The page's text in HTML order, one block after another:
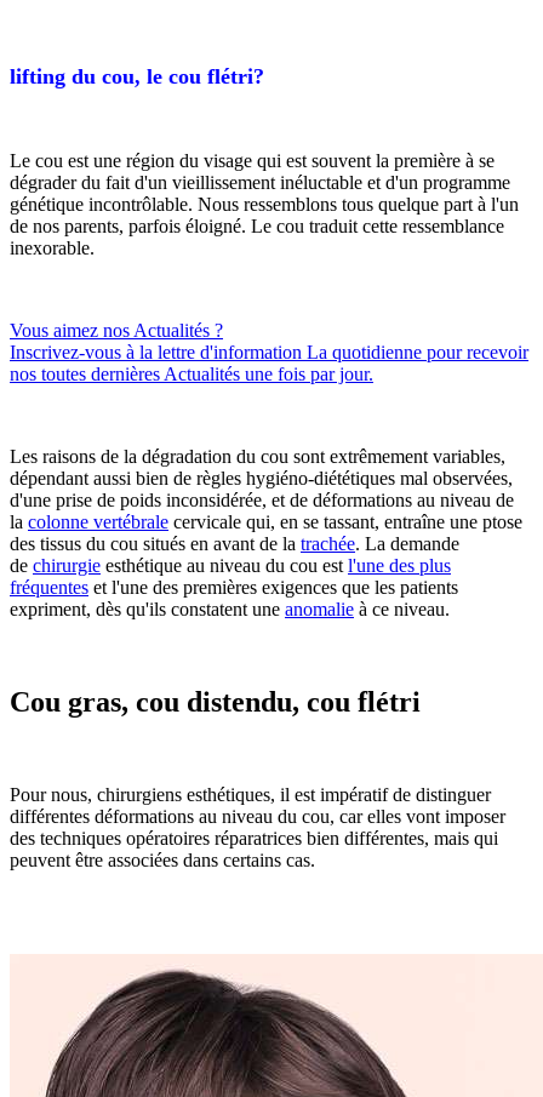
lifting du cou, le cou flétri?
Le cou est une région du visage qui est souvent la première à se
dégrader du fait d'un vieillissement inéluctable et d'un programme
génétique incontrôlable. Nous ressemblons tous quelque part à l'un
de nos parents, parfois éloigné. Le cou traduit cette ressemblance
inexorable.
Vous aimez nos Actualités ?
Inscrivez-vous à la lettre d'information La quotidienne pour recevoir
nos toutes dernières Actualités une fois par jour.
Les raisons de la dégradation du cou sont extrêmement variables,
dépendant aussi bien de règles hygiéno-diététiques mal observées,
d'une prise de poids inconsidérée, et de déformations au niveau de
la colonne vertébrale cervicale qui, en se tassant, entraîne une ptose
des tissus du cou situés en avant de la trachée. La demande
de chirurgie esthétique au niveau du cou est l'une des plus
fréquentes et l'une des premières exigences que les patients
expriment, dès qu'ils constatent une anomalie à ce niveau.
Cou gras, cou distendu, cou flétri
Pour nous, chirurgiens esthétiques, il est impératif de distinguer
différentes déformations au niveau du cou, car elles vont imposer
des techniques opératoires réparatrices bien différentes, mais qui
peuvent être associées dans certains cas.